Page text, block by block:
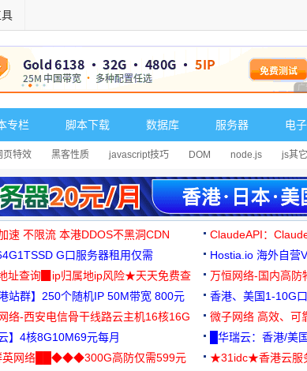
专栏 脚本下载 数据库 服务器 电
页特效 黑客性质 javascript技巧 DOM node.js js其它
速 不限流 本港DDOS不黑洞CDN ClaudeAPI：
G口服务器租用仅需
可免费测试
Hostia.io 海外自营
址查询▉ip归属地ip风险★天天免费查
万恒网络-国内高防
99元/月起
港站群】250个随机IP 50M带宽 800元 香港、美国1-10G
络-西安电信骨干线路云主机16核16G
月
微子网络 高效、可
云】4核8G10M69元每月 █华瑞云：香港/美
英网络██◆◆◆300G高防仅需599元
★31idc★香港云服